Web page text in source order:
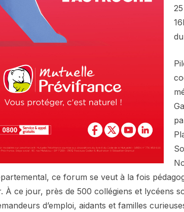
ce forum se veut à la fois
À ce jour, près de 500 collégiens et lycéens
d’emploi, aidants et familles